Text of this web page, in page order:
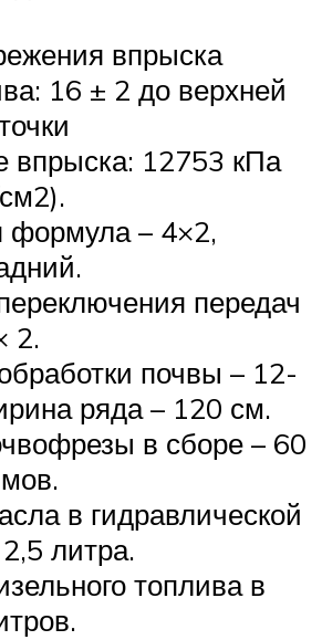
впрыска
16 ± 2 до верхней
впрыска: 12753 кПа
формула – 4×2,
передач
2.
почвы – 12-
ряда – 120 см.
в сборе – 60
в гидравлической
литра.
топлива в